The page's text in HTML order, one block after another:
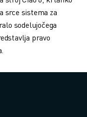
srce sistema za
sodelujočega
pravo